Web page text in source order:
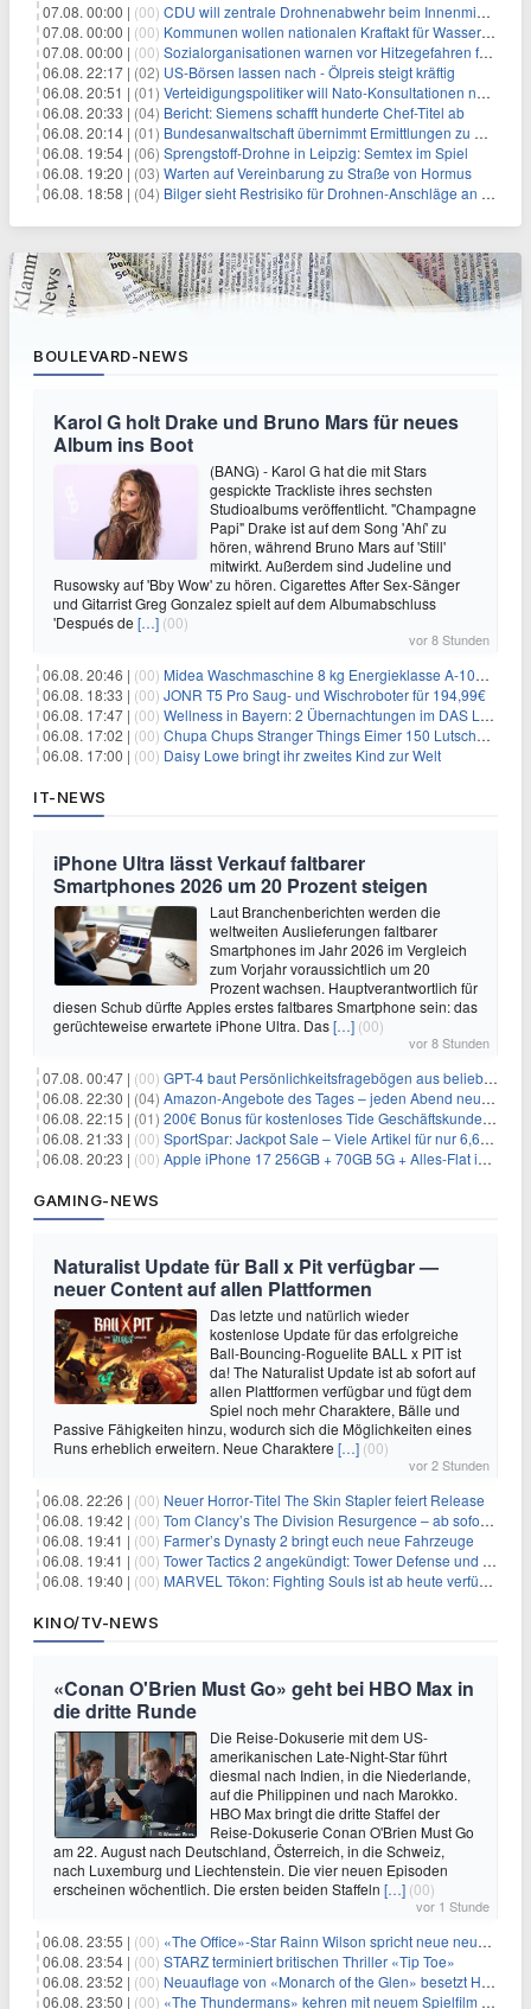
07.08. 00:00 | (00) CDU will zentrale Drohnenabwehr beim Innenministerium
07.08. 00:00 | (00) Kommunen wollen nationalen Kraftakt für Wasserversorgung
07.08. 00:00 | (00) Sozialorganisationen warnen vor Hitzegefahren für Obdachlose
06.08. 22:17 | (02) US-Börsen lassen nach - Ölpreis steigt kräftig
06.08. 20:51 | (01) Verteidigungspolitiker will Nato-Konsultationen nach Drohnenfund
06.08. 20:33 | (04) Bericht: Siemens schafft hunderte Chef-Titel ab
06.08. 20:14 | (01) Bundesanwaltschaft übernimmt Ermittlungen zu Drohnenvorfall
06.08. 19:54 | (06) Sprengstoff-Drohne in Leipzig: Semtex im Spiel
06.08. 19:20 | (03) Warten auf Vereinbarung zu Straße von Hormus
06.08. 18:58 | (04) Bilger sieht Restrisiko für Drohnen-Anschläge an Flughäfen
BOULEVARD-NEWS
Karol G holt Drake und Bruno Mars für neues
Album ins Boot
(BANG) - Karol G hat die mit Stars
gespickte Trackliste ihres sechsten
Studioalbums veröffentlicht. "Champagne
Papi" Drake ist auf dem Song 'Ahí' zu
hören, während Bruno Mars auf 'Still'
mitwirkt. Außerdem sind Judeline und
Rusowsky auf 'Bby Wow' zu hören. Cigarettes After Sex-Sänger
und Gitarrist Greg Gonzalez spielt auf dem Albumabschluss
'Después de […] (00)
vor 8 Stunden
06.08. 20:46 | (00) Midea Waschmaschine 8 kg Energieklasse A-10% 1400 U/Min für 289,97€
06.08. 18:33 | (00) JONR T5 Pro Saug- und Wischroboter für 194,99€
06.08. 17:47 | (00) Wellness in Bayern: 2 Übernachtungen im DAS LUDWIG Sports Resort inkl. HP + Wellness ab 174€ p.P.
06.08. 17:02 | (00) Chupa Chups Stranger Things Eimer 150 Lutscher für 21,95€
06.08. 17:00 | (00) Daisy Lowe bringt ihr zweites Kind zur Welt
IT-NEWS
iPhone Ultra lässt Verkauf faltbarer
Smartphones 2026 um 20 Prozent steigen
Laut Branchenberichten werden die
weltweiten Auslieferungen faltbarer
Smartphones im Jahr 2026 im Vergleich
zum Vorjahr voraussichtlich um 20
Prozent wachsen. Hauptverantwortlich für
diesen Schub dürfte Apples erstes faltbares Smartphone sein: das
gerüchteweise erwartete iPhone Ultra. Das[…] (00)
vor 8 Stunden
07.08. 00:47 | (00) GPT-4 baut Persönlichkeitsfragebögen aus beliebigen Texten und sagt Antworten voraus
06.08. 22:30 | (04) Amazon-Angebote des Tages – jeden Abend neue Deals zum Stöbern
06.08. 22:15 | (01) 200€ Bonus für kostenloses Tide Geschäftskundenkonto
06.08. 21:33 | (00) SportSpar: Jackpot Sale – Viele Artikel für nur 6,66€ – nur 48 Stunden
06.08. 20:23 | (00) Apple iPhone 17 256GB + 70GB 5G + Alles-Flat im Vodafone-Netz für 34,99€/Monat – eff. 4,65€/Monat
GAMING-NEWS
Naturalist Update für Ball x Pit verfügbar —
neuer Content auf allen Plattformen
Das letzte und natürlich wieder
kostenlose Update für das erfolgreiche
Ball-Bouncing-Roguelite BALL x PIT ist
da! The Naturalist Update ist ab sofort auf
allen Plattformen verfügbar und fügt dem
Spiel noch mehr Charaktere, Bälle und
Passive Fähigkeiten hinzu, wodurch sich die Möglichkeiten eines
Runs erheblich erweitern. Neue Charaktere […] (00)
vor 2 Stunden
06.08. 22:26 | (00) Neuer Horror‑Titel The Skin Stapler feiert Release
06.08. 19:42 | (00) Tom Clancy’s The Division Resurgence – ab sofort für euch verfügbar
06.08. 19:41 | (00) Farmer’s Dynasty 2 bringt euch neue Fahrzeuge
06.08. 19:41 | (00) Tower Tactics 2 angekündigt: Tower Defense und Deckbuilding Kombo kehrt zurück
06.08. 19:40 | (00) MARVEL Tōkon: Fighting Souls ist ab heute verfügbar
KINO/TV-NEWS
«Conan O'Brien Must Go» geht bei HBO Max in
die dritte Runde
Die Reise-Dokuserie mit dem US-
amerikanischen Late-Night-Star führt
diesmal nach Indien, in die Niederlande,
auf die Philippinen und nach Marokko.
HBO Max bringt die dritte Staffel der
Reise-Dokuserie Conan O'Brien Must Go
am 22. August nach Deutschland, Österreich, in die Schweiz,
nach Luxemburg und Liechtenstein. Die vier neuen Episoden
erscheinen wöchentlich. Die ersten beiden Staffeln […] (00)
vor 1 Stunde
06.08. 23:55 | (00) «The Office»-Star Rainn Wilson spricht neue neuseeländische Serie «Settling»
06.08. 23:54 | (00) STARZ terminiert britischen Thriller «Tip Toe»
06.08. 23:52 | (00) Neuauflage von «Monarch of the Glen» besetzt Hauptrollen
06.08. 23:50 | (00) «The Thundermans» kehren mit neuem Spielfilm zurück